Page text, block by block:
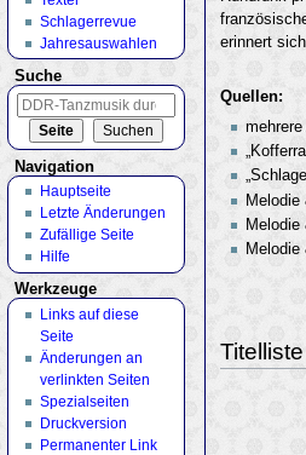
erinnert
Quellen:
Titelliste
Schlagerrevue
Jahresauswahlen
Suche
Navigation
Hauptseite
Letzte Änderungen
Zufällige Seite
Hilfe
Werkzeuge
Links auf diese
Seite
Änderungen an
verlinkten Seiten
Spezialseiten
Druckversion
Permanenter Link